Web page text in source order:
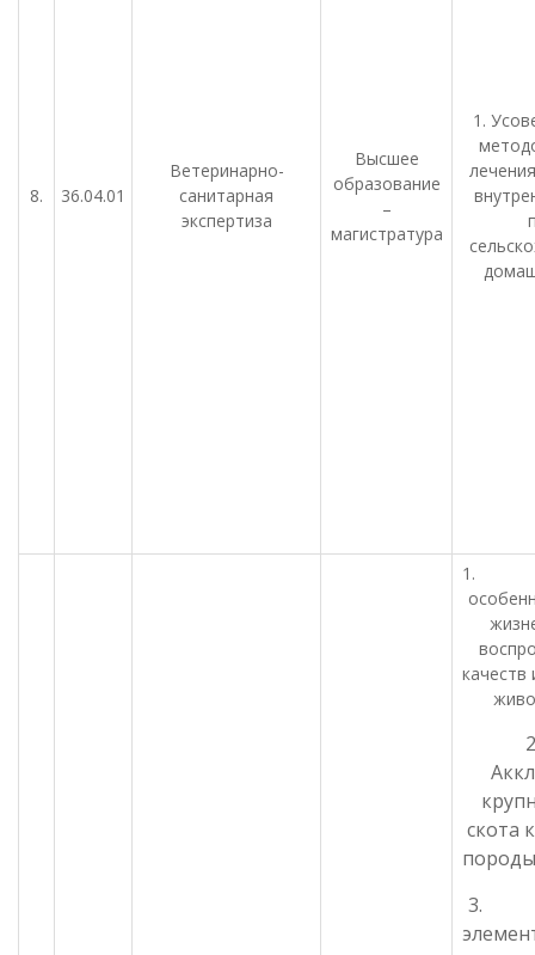
8. 36.04.01
Ветеринарно-
санитарная
экспертиза
Высшее
образование
–
магистратура
1.
1.
качеств
скота
3.